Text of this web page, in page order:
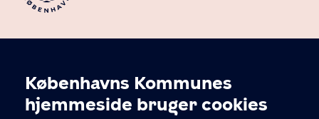
Cookieindstillinger
Københavns Kommunes
hjemmeside bruger cookies